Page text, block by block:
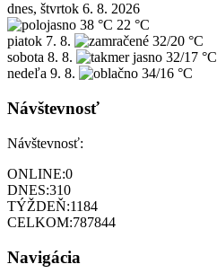
dnes, štvrtok 6. 8. 2026
38 °C 22 °C
piatok 7. 8.
32/20 °C
sobota 8. 8.
32/17 °C
nedeľa 9. 8. 34/16 °C
Návštevnosť
Návštevnosť:
ONLINE:0
DNES:310
TÝŽDEŇ:1184
CELKOM:787844
Navigácia